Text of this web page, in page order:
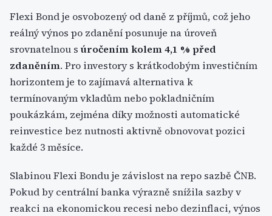
Flexi Bond je osvobozený od daně z příjmů, což jeho
reálný výnos po zdanění posunuje na úroveň
srovnatelnou súročením kolem 4,1 % před
zdaněním. Pro investory s krátkodobým investičním
horizontem je to zajímavá alternativa k
termínovaným vkladům nebo pokladničním
poukázkám, zejména díky možnosti automatické
reinvestice bez nutnosti aktivně obnovovat pozici
každé 3 měsíce.
Slabinou Flexi Bondu je závislost na repo sazbě ČNB.
Pokud by centrální banka výrazně snížila sazby v
reakci na ekonomickou recesi nebo dezinflaci, výnos